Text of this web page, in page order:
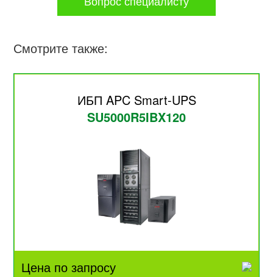
Смотрите также:
ИБП APC Smart-UPS
SU5000R5IBX120
Цена по запросу